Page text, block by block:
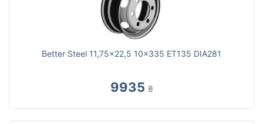
Better Steel 11,75x22,5 10x335 ET135 DIA281
9935 ₴